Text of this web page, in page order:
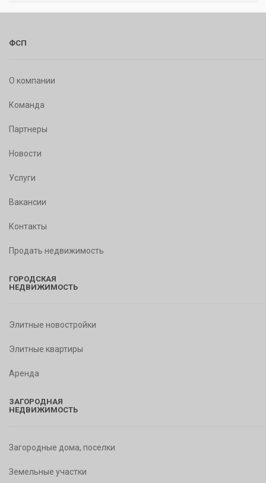
ФСП
О компании
Команда
Партнеры
Новости
Услуги
Вакансии
Контакты
Продать недвижимость
ГОРОДСКАЯ
НЕДВИЖИМОСТЬ
Элитные новостройки
Элитные квартиры
Аренда
ЗАГОРОДНАЯ
НЕДВИЖИМОСТЬ
Загородные дома, поселки
Земельные участки